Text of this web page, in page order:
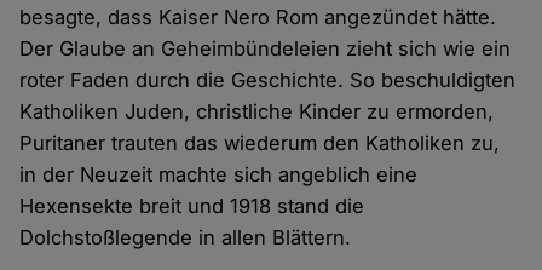
besagte, dass Kaiser Nero Rom angezündet hätte.
Der Glaube an Geheimbündeleien zieht sich wie ein
roter Faden durch die Geschichte. So beschuldigten
Katholiken Juden, christliche Kinder zu ermorden,
Puritaner trauten das wiederum den Katholiken zu,
in der Neuzeit machte sich angeblich eine
Hexensekte breit und 1918 stand die
Dolchstoßlegende in allen Blättern.